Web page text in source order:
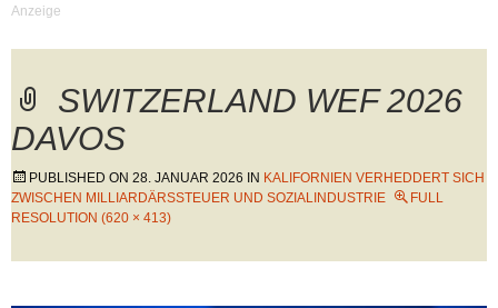
SWITZERLAND WEF 2026
DAVOS
PUBLISHED ON 28. JANUAR 2026 IN KALIFORNIEN VERHEDDERT SICH
ZWISCHEN MILLIARDÄRSSTEUER UND SOZIALINDUSTRIE
FULL
RESOLUTION (620 × 413)